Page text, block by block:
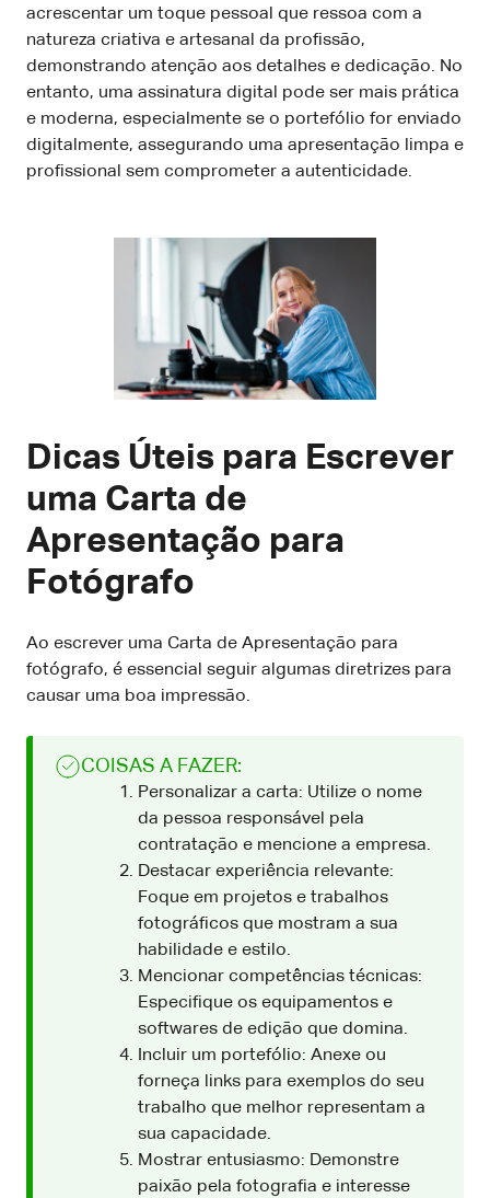
acrescentar um toque pessoal que ressoa com a
natureza criativa e artesanal da profissão,
demonstrando atenção aos detalhes e dedicação. No
entanto, uma assinatura digital pode ser mais prática
e moderna, especialmente se o portefólio for enviado
digitalmente, assegurando uma apresentação limpa e
profissional sem comprometer a autenticidade.
Dicas Úteis para Escrever
uma Carta de
Apresentação para
Fotógrafo
Ao escrever uma Carta de Apresentação para
fotógrafo, é essencial seguir algumas diretrizes para
causar uma boa impressão.
COISAS A FAZER:
Personalizar a carta: Utilize o nome
da pessoa responsável pela
contratação e mencione a empresa.
Destacar experiência relevante:
Foque em projetos e trabalhos
fotográficos que mostram a sua
habilidade e estilo.
Mencionar competências técnicas:
Especifique os equipamentos e
softwares de edição que domina.
Incluir um portefólio: Anexe ou
forneça links para exemplos do seu
trabalho que melhor representam a
sua capacidade.
Mostrar entusiasmo: Demonstre
paixão pela fotografia e interesse